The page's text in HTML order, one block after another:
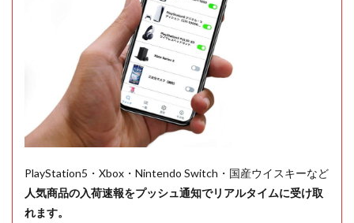
PlayStation5・Xbox・Nintendo Switch・国産ウイスキーなど
人気商品の入荷速報をプッシュ通知でリアルタイムに受け取
れます。